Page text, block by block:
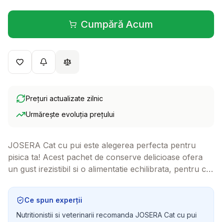
Cumpără Acum
(se deschide într-o filă
Prețuri actualizate zilnic
Urmărește evoluția prețului
JOSERA Cat cu pui este alegerea perfecta pentru
pisica ta! Acest pachet de conserve delicioase ofera
un gust irezistibil si o alimentatie echilibrata, pentru ca
Ce spun experții
Nutritionistii si veterinarii recomanda JOSERA Cat cu pui